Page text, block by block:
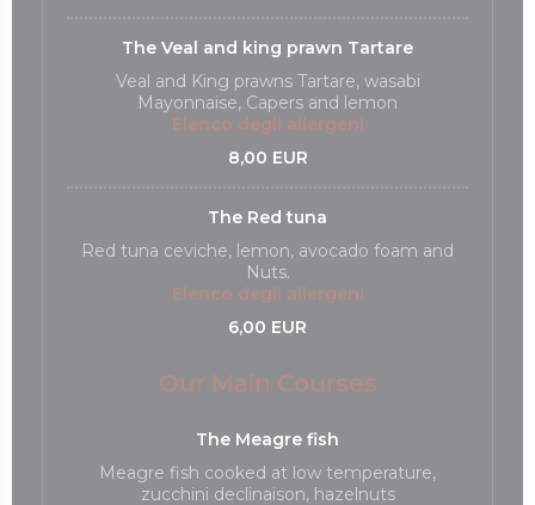
The Veal and king prawn Tartare
Veal and King prawns Tartare, wasabi
Mayonnaise, Capers and lemon
Elenco degli allergeni
8,00 EUR
The Red tuna
Red tuna ceviche, lemon, avocado foam and
Nuts.
Elenco degli allergeni
6,00 EUR
Our Main Courses
The Meagre fish
Meagre fish cooked at low temperature,
zucchini declinaison, hazelnuts